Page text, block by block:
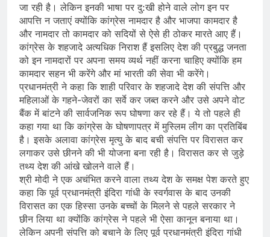
जा रही है। लेकिन इनकी भाषा पर दु:खी होने वाले लोग इन पर
आपत्ति न जताएं क्योंकि कांग्रेस नामदार है और भाजपा कामदार है
और नामदार तो कामदार को सदियों से ऐसे ही ठोकर मारते आए हैं।
कांग्रेस के शहजादे अत्यधिक निराश हैं इसलिए देश की प्रबुद्ध जनता
को इन नामदारों पर अपना समय व्यर्थ नहीं करना चाहिए क्योंकि हम
कामदार सहन भी करेंगे और मां भारती की सेवा भी करेंगे।
प्रधानमंत्री ने कहा कि शाही परिवार के शहजादे देश की संपत्ति और
महिलाओं के गहने-जेवरों का सर्वे कर जब्त करने और उसे अपने वोट
बैंक में बांटने की सार्वजनिक रूप घोषणा कर रहे हैं। ये तो पहले ही
कहा गया था कि कांग्रेस के घोषणापत्र में मुस्लिम लीग का प्रतिबिंब
है। इसके अलावा कांग्रेस मृत्यु के बाद बची संपत्ति पर विरासत कर
लगाकर उसे छीनने की भी योजना बना रही है। विरासत कर से जुड़े
तथ्य देश की आंखे खोलने वाले हैं।
श्री मोदी ने एक अचंभित करने वाला तथ्य देश के समक्ष पेश करते हुए
कहा कि पूर्व प्रधानमंत्री इंदिरा गांधी के स्वर्गवास के बाद उनकी
विरासत का एक हिस्सा उनके बच्चों के मिलने से पहले सरकार ने
छीन लिया था क्योंकि कांग्रेस ने पहले भी ऐसा कानून बनाया था।
लेकिन अपनी संपत्ति को बचाने के लिए पूर्व प्रधानमंत्री इंदिरा गांधी